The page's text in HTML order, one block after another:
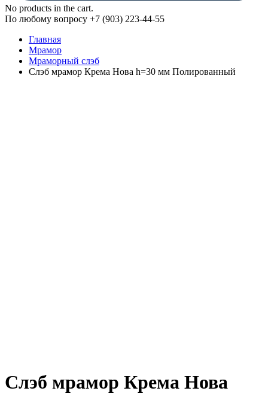
No products in the cart.
По любому вопросу +7 (903) 223-44-55
Главная
Мрамор
Мраморный слэб
Слэб мрамор Крема Нова h=30 мм Полированный
Слэб мрамор Крема Нова